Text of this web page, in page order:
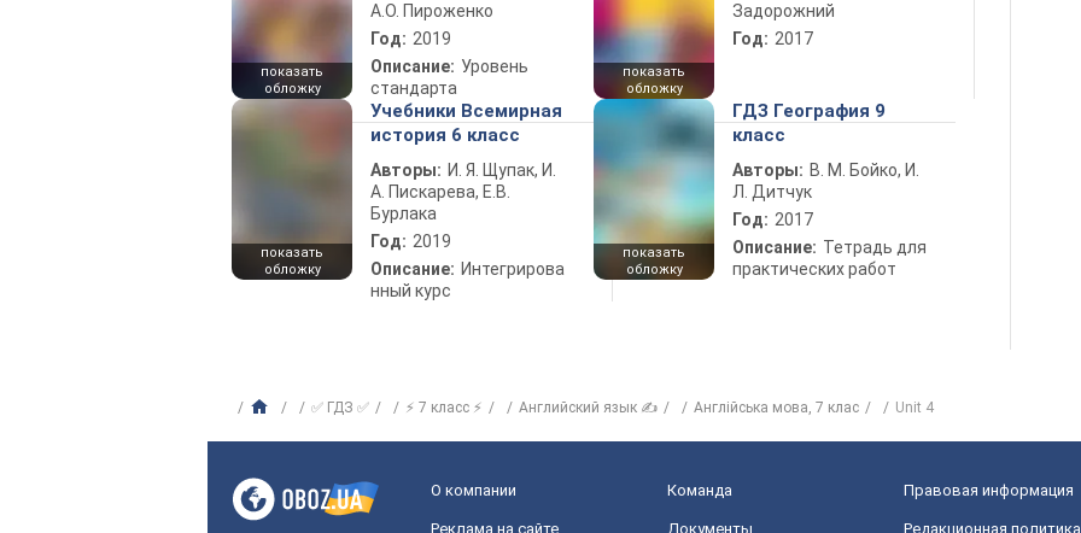
показать
обложку
А.О. Пироженко
Год: 2019
Описание: Уровень
стандарта
показать
обложку
Задорожний
Год: 2017
показать
обложку
Учебники Всемирная
история 6 класс
Авторы: И. Я. Щупак, И.
А. Пискарева, Е.В.
Бурлака
Год: 2019
Описание: Интегрирова
нный курс
показать
обложку
ГДЗ География 9
класс
Авторы: В. М. Бойко, И.
Л. Дитчук
Год: 2017
Описание: Тетрадь для
практических работ
✅ ГДЗ ✅ ⚡ 7 класс ⚡ Английский язык ✍ Англiйська мова, 7 клас Unit 4
О компании Команда Правовая информация
Реклама на сайте Документы Редакционная политика